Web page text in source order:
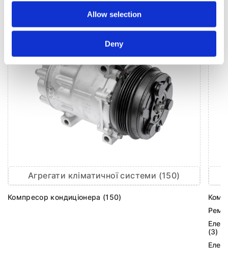
Allow selection
Deny
Агрегати кліматичної системи (150)
Компресор кондиціонера (150)
(3)